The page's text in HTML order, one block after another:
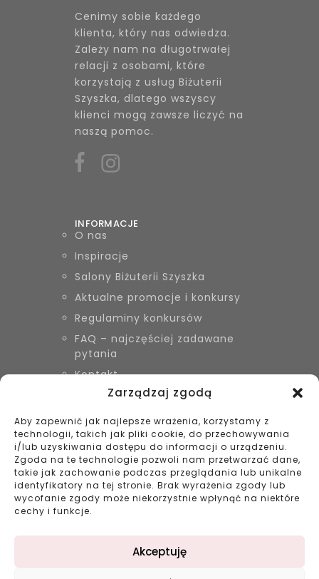
Zarządzaj zgodą
Aby zapewnić jak najlepsze wrażenia, korzystamy z
technologii, takich jak pliki cookie, do przechowywania
i/lub uzyskiwania dostępu do informacji o urządzeniu.
Zgoda na te technologie pozwoli nam przetwarzać dane,
takie jak zachowanie podczas przeglądania lub unikalne
identyfikatory na tej stronie. Brak wyrażenia zgody lub
wycofanie zgody może niekorzystnie wpłynąć na niektóre
cechy i funkcje.
Akceptuję
Cenimy sobie każdego
klienta, który nas odwiedza.
Zależy nam na długotrwałej
relacji z osobami, które
korzystają z usług Biżuterii
Szyszka, dlatego wszyscy
klienci mogą zawsze liczyć na
naszą pomoc.
INFORMACJE
O nas
Inspiracje
Salony Biżuterii Szyszka
Aktualne promocje i konkursy
Regulaminy konkursów
FAQ – najczęściej zadawane
pytania
Kontakt
KONTAKT
Biżuteria Szyszka Sieradz,
Zduńska Wola, Łask
799 038 980
43 695 80 11
kontakt@bizuteriaszyszka.pl